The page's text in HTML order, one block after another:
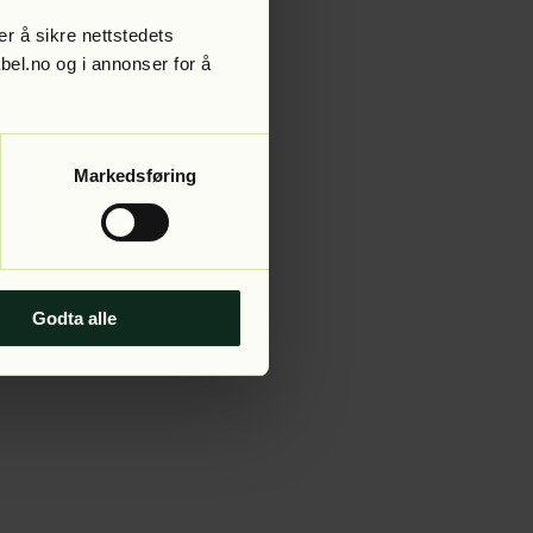
å sikre nettstedets
og i annonser for å
Markedsføring
Godta alle